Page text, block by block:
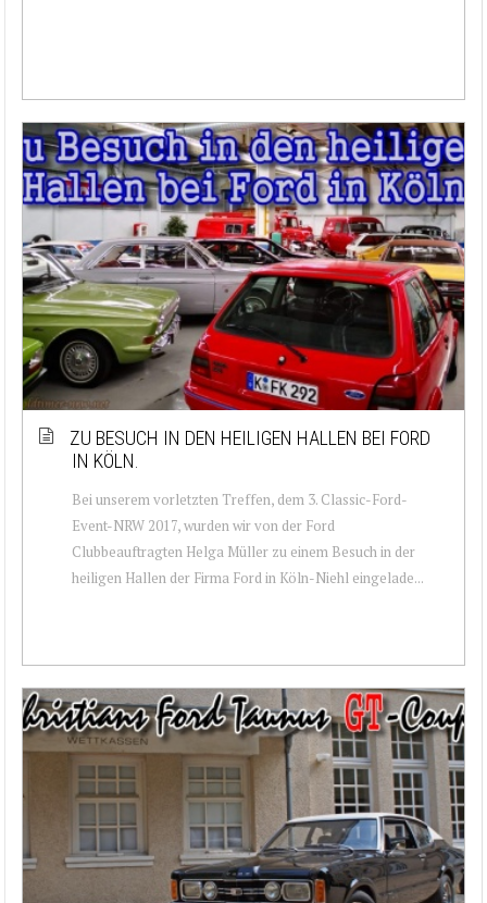
ZU BESUCH IN DEN HEILIGEN HALLEN BEI FORD
IN KÖLN.
Bei unserem vorletzten Treffen, dem 3. Classic-Ford-
Event-NRW 2017, wurden wir von der Ford
Clubbeauftragten Helga Müller zu einem Besuch in der
heiligen Hallen der Firma Ford in Köln-Niehl eingelade...